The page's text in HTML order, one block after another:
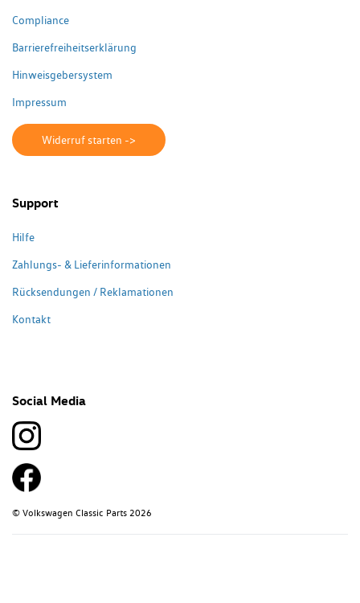
Compliance
Barrierefreiheitserklärung
Hinweisgebersystem
Impressum
Widerruf starten ->
Support
Hilfe
Zahlungs- & Lieferinformationen
Rücksendungen / Reklamationen
Kontakt
Social Media
© Volkswagen Classic Parts 2026